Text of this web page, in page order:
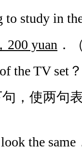
to study in
200 yuan ．
of the TV set？
，使两句
the same